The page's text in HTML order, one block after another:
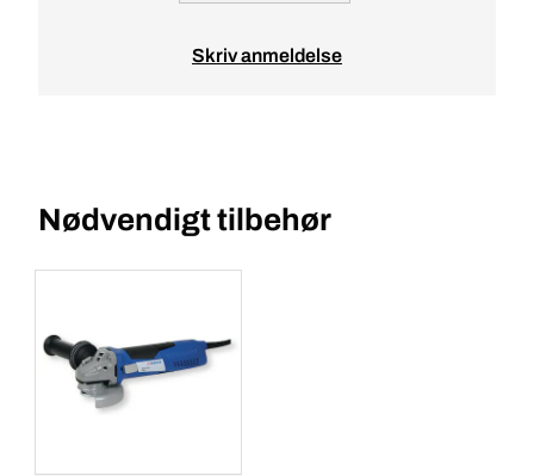
Skriv anmeldelse
Nødvendigt tilbehør